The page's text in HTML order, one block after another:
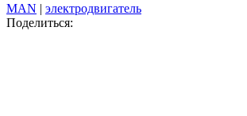
MAN | электродвигатель
Поделиться: